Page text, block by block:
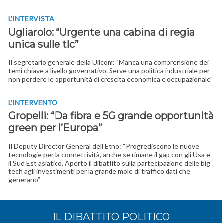
L'INTERVISTA
Ugliarolo: “Urgente una cabina di regia
unica sulle tlc”
Il segretario generale della Uilcom: "Manca una comprensione dei
temi chiave a livello governativo. Serve una politica industriale per
non perdere le opportunità di crescita economica e occupazionale"
L'INTERVENTO
Gropelli: “Da fibra e 5G grande opportunità
green per l’Europa”
Il Deputy Director General dell’Etno: “Progrediscono le nuove
tecnologie per la connettività, anche se rimane il gap con gli Usa e
il Sud Est asiatico. Aperto il dibattito sulla partecipazione delle big
tech agli investimenti per la grande mole di traffico dati che
generano”
IL DIBATTITO POLITICO